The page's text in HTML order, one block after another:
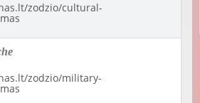
zodzio/cultural-
zodzio/military-